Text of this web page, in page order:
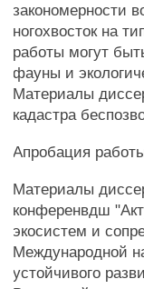
закономерности
ногохвосток на
работы могут
фауны и
Материалы
кадастра
Апробация
Материалы
конференвдш
экосистем и
Международной
устойчивого